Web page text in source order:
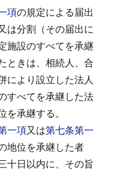
項の規定による届出
は分割（その届出に
施設のすべてを承継
ときは、相続人、合
により設立した法人
すべてを承継した法
承継する。
一項又は第七条第一
地位を承継した者
十日以内に、その旨